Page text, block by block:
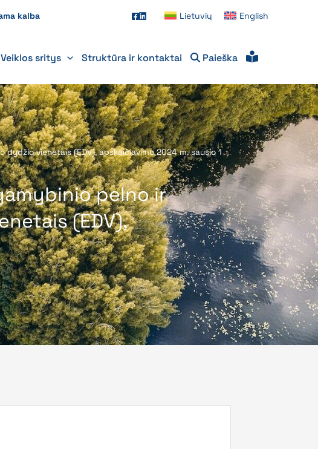
kalba Lietuvių English
Veiklos sritys Struktūra ir kontaktai Paieška
vienetais (EDV), apskaičiavimo 2024 m. sausio 1
pelno ir
(EDV),